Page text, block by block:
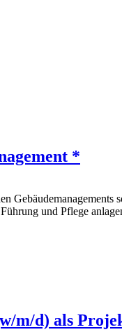
*
und Pflege
m/d) als